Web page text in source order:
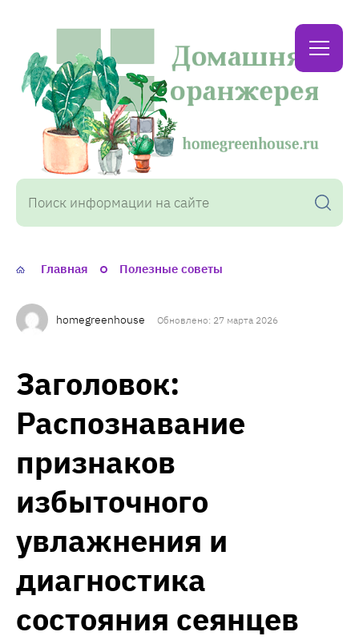
Домашняя
оранжерея
Главная Полезные советы
homegreenhouse Обновлено: 27 марта 2026
Заголовок:
Распознавание
признаков
избыточного
увлажнения и
диагностика
состояния сеянцев